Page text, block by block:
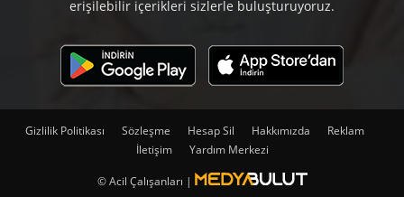
erişilebilir içerikleri sizlerle buluşturuyoruz.
Gizlilik Politikası Sözleşme Hesap Sil Hakkımızda
Reklam
İletişim
Yardım Merkezi
© Acil Çalışanları |